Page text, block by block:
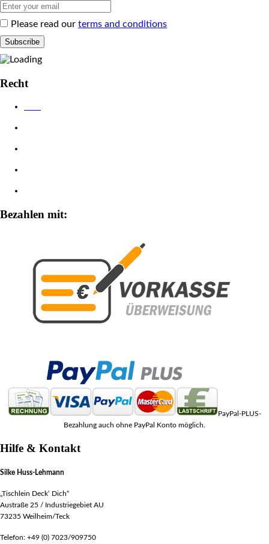
Please read our terms and conditions
Recht
Bezahlen mit:
PayPal-PLUS-
Bezahlung auch ohne PayPal Konto möglich.
Hilfe & Kontakt
Silke Huss-Lehmann
„Tischlein Deck‘ Dich“
Austraße 25 / Industriegebiet AU
73235 Weilheim/Teck
Telefon: +49 (0) 7023/909750